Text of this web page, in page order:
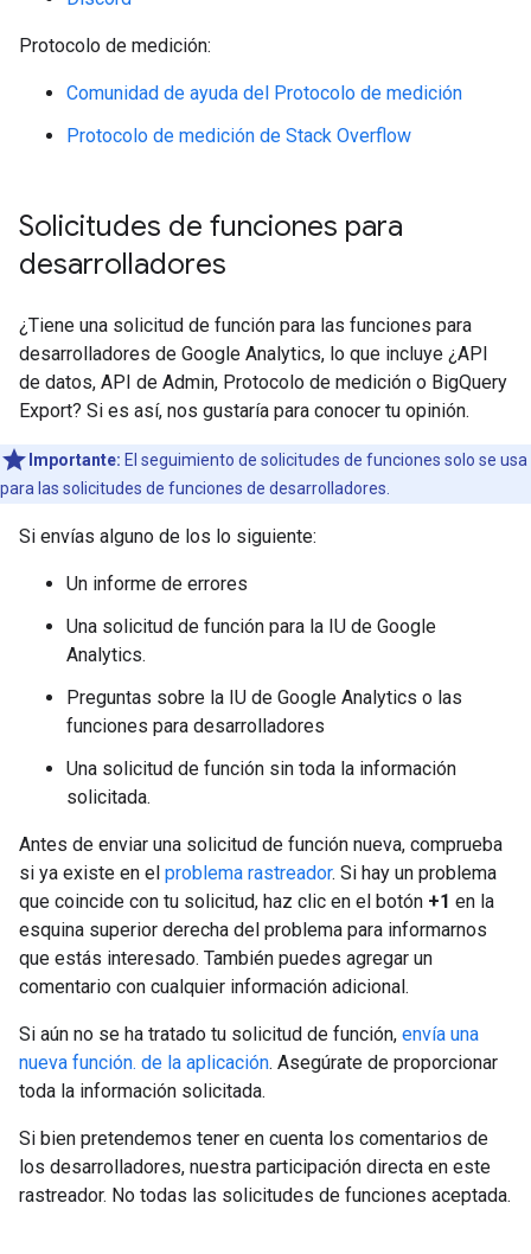
Protocolo de medición:
Comunidad de ayuda del Protocolo de medición
Protocolo de medición de Stack Overflow
Solicitudes de funciones para
desarrolladores
¿Tiene una solicitud de función para las funciones para
desarrolladores de Google Analytics, lo que incluye ¿API
de datos, API de Admin, Protocolo de medición o BigQuery
Export? Si es así, nos gustaría para conocer tu opinión.
Importante: El seguimiento de solicitudes de funciones solo se usa
para las solicitudes de funciones de desarrolladores.
Si envías alguno de los lo siguiente:
Un informe de errores
Una solicitud de función para la IU de Google
Analytics.
Preguntas sobre la IU de Google Analytics o las
funciones para desarrolladores
Una solicitud de función sin toda la información
solicitada.
Antes de enviar una solicitud de función nueva, comprueba
si ya existe en el problema rastreador. Si hay un problema
que coincide con tu solicitud, haz clic en el botón +1 en la
esquina superior derecha del problema para informarnos
que estás interesado. También puedes agregar un
comentario con cualquier información adicional.
Si aún no se ha tratado tu solicitud de función, envía una
nueva función. de la aplicación. Asegúrate de proporcionar
toda la información solicitada.
Si bien pretendemos tener en cuenta los comentarios de
los desarrolladores, nuestra participación directa en este
rastreador. No todas las solicitudes de funciones aceptada.